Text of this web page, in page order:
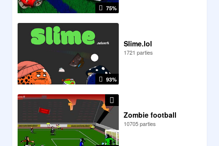
75%
93%
Slime.lol
1721 parties
Zombie football
10705 parties